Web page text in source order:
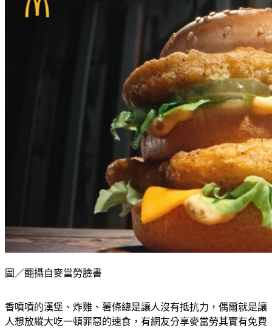
圖／翻攝自麥當勞臉書
香噴噴的漢堡、炸雞、薯條總是讓人沒有抵抗力，偶爾就是讓
人想放縱大吃一頓罪惡的速食，有網友分享麥當勞其實有免費